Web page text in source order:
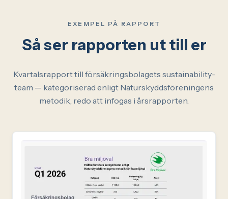
EXEMPEL PÅ RAPPORT
Så ser rapporten ut till er
Kvartalsrapport till försäkringsbolagets sustainability-
team — kategoriserad enligt Naturskyddsföreningens
metodik, redo att infogas i årsrapporten.